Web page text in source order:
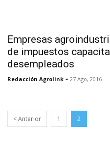
Empresas
de impuestos
desempleados
Redacción Agrolink - 27 Ago, 2016
< Anterior 1 2